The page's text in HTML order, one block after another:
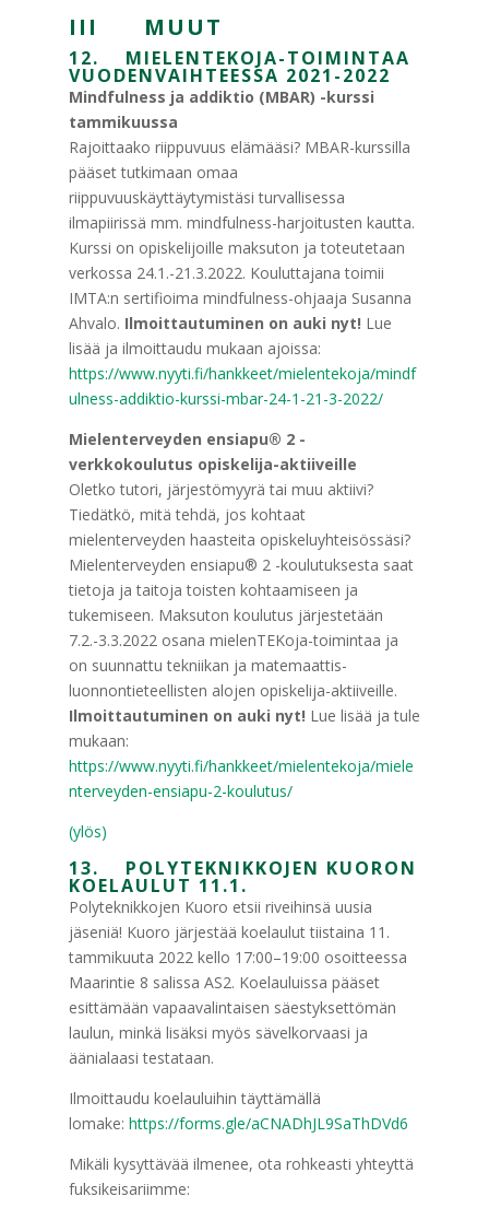
III MUUT
12. MIELENTEKOJA-TOIMINTAA
VUODENVAIHTEESSA 2021-2022
Mindfulness ja addiktio (MBAR) -kurssi
tammikuussa
Rajoittaako riippuvuus elämääsi? MBAR-kurssilla
pääset tutkimaan omaa
riippuvuuskäyttäytymistäsi turvallisessa
ilmapiirissä mm. mindfulness-harjoitusten kautta.
Kurssi on opiskelijoille maksuton ja toteutetaan
verkossa 24.1.-21.3.2022. Kouluttajana toimii
IMTA:n sertifioima mindfulness-ohjaaja Susanna
Ahvalo. Ilmoittautuminen on auki nyt! Lue
lisää ja ilmoittaudu mukaan ajoissa:
https://www.nyyti.fi/hankkeet/mielentekoja/mindf
ulness-addiktio-kurssi-mbar-24-1-21-3-2022/
Mielenterveyden ensiapu® 2 -
verkkokoulutus opiskelija-aktiiveille
Oletko tutori, järjestömyyrä tai muu aktiivi?
Tiedätkö, mitä tehdä, jos kohtaat
mielenterveyden haasteita opiskeluyhteisössäsi?
Mielenterveyden ensiapu® 2 -koulutuksesta saat
tietoja ja taitoja toisten kohtaamiseen ja
tukemiseen. Maksuton koulutus järjestetään
7.2.-3.3.2022 osana mielenTEKoja-toimintaa ja
on suunnattu tekniikan ja matemaattis-
luonnontieteellisten alojen opiskelija-aktiiveille.
Ilmoittautuminen on auki nyt! Lue lisää ja tule
mukaan:
https://www.nyyti.fi/hankkeet/mielentekoja/miele
nterveyden-ensiapu-2-koulutus/
(ylös)
13. POLYTEKNIKKOJEN KUORON
KOELAULUT 11.1.
Polyteknikkojen Kuoro etsii riveihinsä uusia
jäseniä! Kuoro järjestää koelaulut tiistaina 11.
tammikuuta 2022 kello 17:00–19:00 osoitteessa
Maarintie 8 salissa AS2. Koelauluissa pääset
esittämään vapaavalintaisen säestyksettömän
laulun, minkä lisäksi myös sävelkorvaasi ja
äänialaasi testataan.
Ilmoittaudu koelauluihin täyttämällä
lomake: https://forms.gle/aCNADhJL9SaThDVd6
Mikäli kysyttävää ilmenee, ota rohkeasti yhteyttä
fuksikeisariimme: